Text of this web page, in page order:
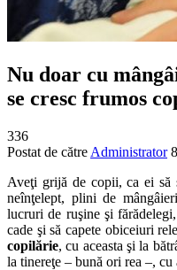
Nu doar cu
se cresc frumos
336
Postat de către Administrator
Aveţi grijă de copii, ca ei să
neînţelept, plini de
lucruri de ruşine şi
cade şi să capete obiceiuri
copilărie, cu aceasta şi la
la tinereţe – bună ori rea –, cu